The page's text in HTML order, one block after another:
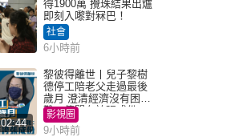
得1900萬 攪珠結果出爐
即刻入嚟對冧巴！
社會
6小時前
02:44
黎彼得離世丨兒子黎樹
德停工陪老父走過最後
歲月 澄清經濟沒有困
難：傳聞有誇張成份
影視圈
9小時前